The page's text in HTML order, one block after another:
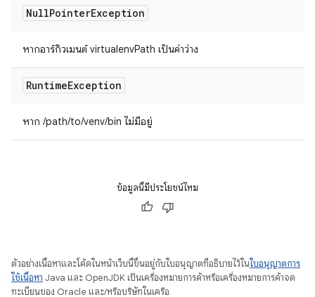
NullPointerException
หากอาร์กิวเมนต์ virtualenvPath เป็นค่าว่าง
RuntimeException
หาก /path/to/venv/bin ไม่มีอยู่
ข้อมูลนี้มีประโยชน์ไหม
ตัวอย่างเนื้อหาและโค้ดในหน้าเว็บนี้ขึ้นอยู่กับใบอนุญาตที่อธิบายไว้ในใบอนุญาตการ
ใช้เนื้อหา Java และ OpenJDK เป็นเครื่องหมายการค้าหรือเครื่องหมายการค้าจด
ทะเบียนของ Oracle และ/หรือบริษัทในเครือ